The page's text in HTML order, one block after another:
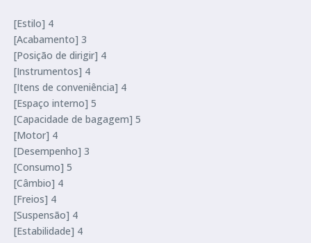
[Estilo] 4
[Acabamento] 3
[Posição de dirigir] 4
[Instrumentos] 4
[Itens de conveniência] 4
[Espaço interno] 5
[Capacidade de bagagem] 5
[Motor] 4
[Desempenho] 3
[Consumo] 5
[Câmbio] 4
[Freios] 4
[Suspensão] 4
[Estabilidade] 4